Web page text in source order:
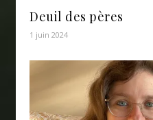
Deuil des pères
1 juin 2024